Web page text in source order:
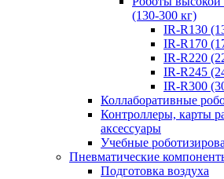
(130-300 кг)
IR-R130
IR-R170
IR-R220
IR-R245
IR-R300
Коллаборативные
Контроллеры, карты
аксессуары
Учебные
Пневматические
Подготовка воздуха